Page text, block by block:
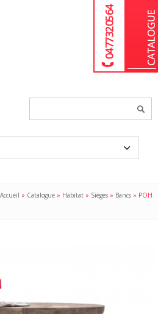
04 77 32 05 64
Accueil » Catalogue » Habitat » Sièges » Bancs » POH